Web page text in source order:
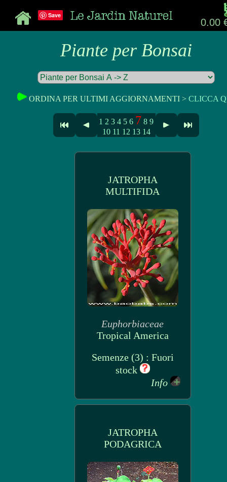
0.00
Save
Piante per Bonsai
ORDINA PER ULTIMI AGGIORNAMENTI > CLICCA
1 2 3 4 5 6 7 8 9
10 11 12 13 14
JATROPHA
MULTIFIDA
Euphorbiaceae
Tropical America
Semenze (3) : Fuori
stock
Info
JATROPHA
PODAGRICA